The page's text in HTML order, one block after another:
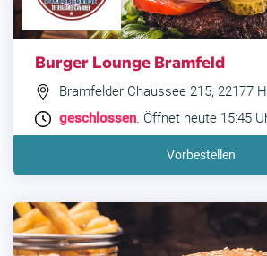
Burger Lounge Bramfeld
Bramfelder Chaussee 215, 22177
geschlossen. Öffnet heute 15:45
Vorbestellen